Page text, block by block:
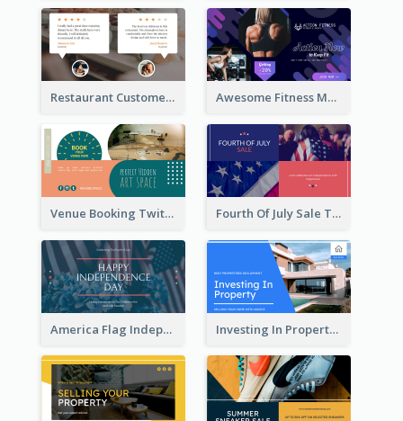
Restaurant Customer Review Twitter Post Awesome Fitness Member Discount Twitter Post Design
Venue Booking Twitter Post Design Fourth Of July Sale Twitter Post
America Flag Independence Day Twitter Post Investing In Property Real Estate Twitter Post